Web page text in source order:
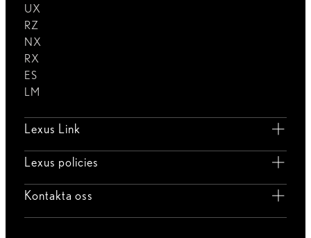
UX
RZ
NX
RX
ES
LM
Lexus Link
Lexus policies
Kontakta oss